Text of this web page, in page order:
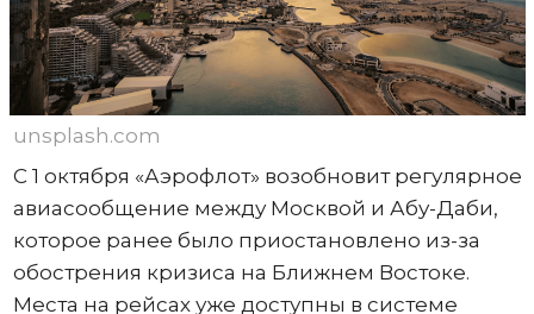
unsplash.com
С 1 октября «Аэрофлот» возобновит регулярное
авиасообщение между Москвой и Абу-Даби,
которое ранее было приостановлено из-за
обострения кризиса на Ближнем Востоке.
Места на рейсах уже доступны в системе